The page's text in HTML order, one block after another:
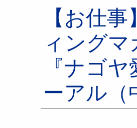
【お仕
ィングマ
『ナゴ
ーアル（